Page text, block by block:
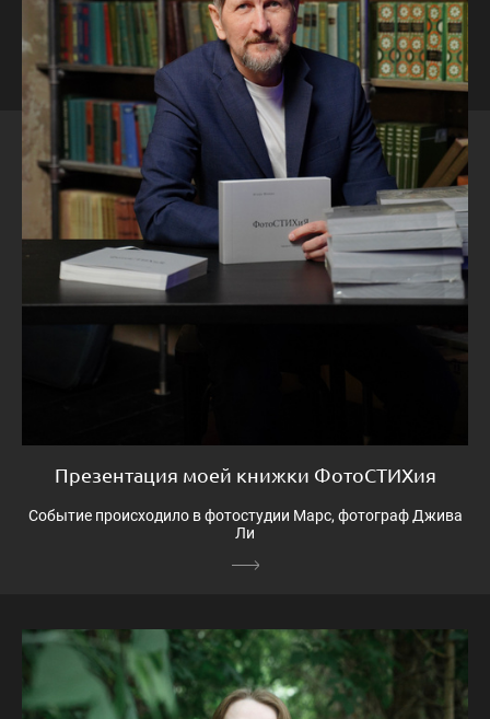
Презентация моей книжки ФотоСТИХия
Событие происходило в фотостудии Марс, фотограф Джива
Ли